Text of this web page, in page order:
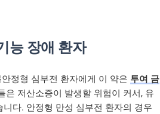
능 장애 환자
정형 심부전 환자에게 이 약은 투여 금
은 저산소증이 발생할 위험이 커서, 유
다. 안정형 만성 심부전 환자의 경우